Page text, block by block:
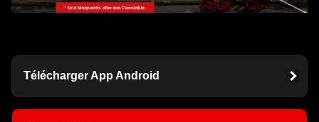
Télécharger App Android